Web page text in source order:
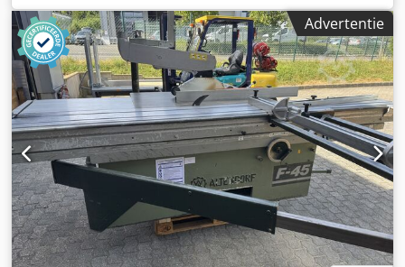
Grote beschermkap, Dubbel rolwagen 3.200 mm,
Voorscore-eenheid met LED-verlichting, CNC-
parallelaanslag, zaagbreedte 1.000 mm,
Hoek-/verstekaanslag Digit - L Verlengstuk/verbreder van
tafelblad:, Met beproefde CDF-oppervlak Dodpfxoxyl Ece
Afnsck ----- Technische gegevens ----- Kantelhoek: 0 - 46 °,
Lengte roltafel: 3.200 mm, Zaaglengte: 3.100 mm,
Zaagbreedte: 1.000 mm, Zaaghoogte: 154 mm, Max.
zaagblad Ø: 450 mm, Motorvermogen: 7,5 kW,
Schermgrootte: 15 inch, Tafelhoogte: 910 mm,
Afzuigaansluiting Ø: 80 + 120 mm Uitrusting: Altendorf F
35 Type: III - 1000 7,5 kW (10 pk), 3 toerentallen (M51064)
Hoek-/verstekaanslag Digit L optie (M44154) Locatie: uit
voorraad 54634 Bitburg - direct leverbaar -
Advertentie